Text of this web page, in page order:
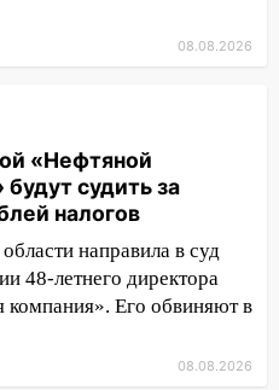
вернуть деньги
Ульяновской
детские
Кивать
прокурорской
08.08.2026
«Нефтяной
судить за
налогов
направила в суд
48-летнего директора
Его обвиняют в
08.08.2026